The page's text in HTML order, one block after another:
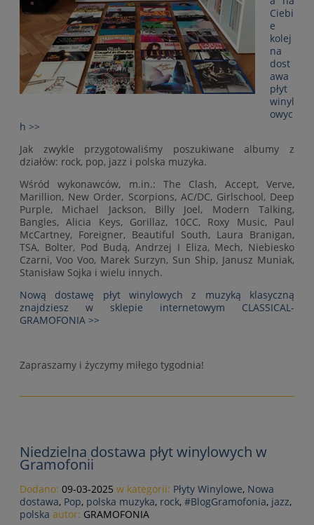
Ciebi
e
kolej
na
dost
awa
płyt
winyl
owyc
h >>
Jak zwykle przygotowaliśmy poszukiwane albumy z
działów: rock, pop, jazz i polska muzyka.
Wśród wykonawców, m.in.: The Clash, Accept, Verve,
Marillion, New Order, Scorpions, AC/DC, Girlschool, Deep
Purple, Michael Jackson, Billy Joel, Modern Talking,
Bangles, Alicia Keys, Gorillaz, 10CC, Roxy Music, Paul
McCartney, Foreigner, Beautiful South, Laura Branigan,
TSA, Bolter, Pod Budą, Andrzej I Eliza, Mech, Niebiesko
Czarni, Voo Voo, Marek Surzyn, Sun Ship, Janusz Muniak,
Stanisław Sojka i wielu innych.
Nową dostawę płyt winylowych z muzyką klasyczną
znajdziesz w sklepie internetowym CLASSICAL-
GRAMOFONIA >>
Zapraszamy i życzymy miłego tygodnia!
Niedzielna dostawa płyt winylowych w
Gramofonii
Dodano: 09-03-2025 w kategorii: Płyty Winylowe, Nowa
dostawa, Pop, polska muzyka, rock, #BlogGramofonia, jazz,
polska autor: GRAMOFONIA